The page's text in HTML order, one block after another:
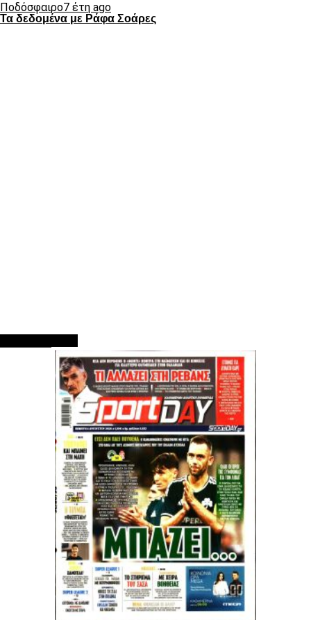
Ποδόσφαιρο7 έτη ago
Τα δεδομένα με Ράφα Σοάρες